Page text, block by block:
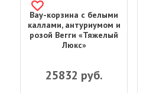
Вау-корзина с белыми
каллами, антуриумом и
розой Вегги «Тяжелый
Люкс»
25832 руб.